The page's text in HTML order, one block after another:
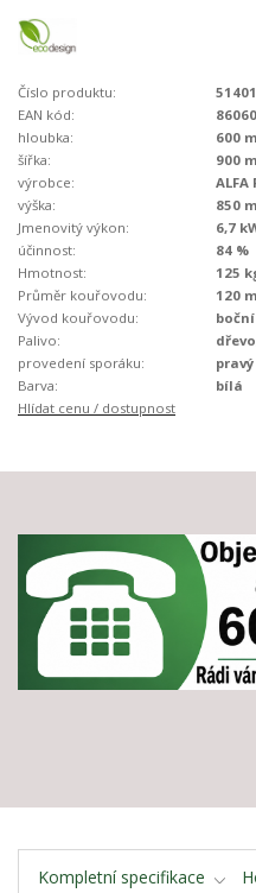
Číslo produktu:
EAN kód:
hloubka:
600
šířka:
900
výrobce:
ALFA
výška:
850
Jmenovitý výkon:
6,7
účinnost:
84 %
Hmotnost:
125
Průměr kouřovodu:
120
Vývod kouřovodu:
Palivo:
provedení sporáku:
pravý
Barva:
bílá
Hlídat cenu / dostupnost
Kompletní specifikace